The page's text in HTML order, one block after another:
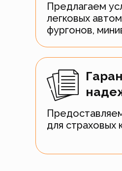
Предлагаем
легковых
фургонов,
для страховых